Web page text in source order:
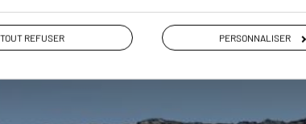
TOUT REFUSER PERSONNALISER